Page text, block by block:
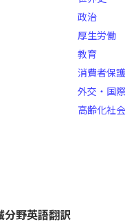
政治
厚生労働
教育
消費者保護
外交・国際
高齢化社会
分野英語翻訳